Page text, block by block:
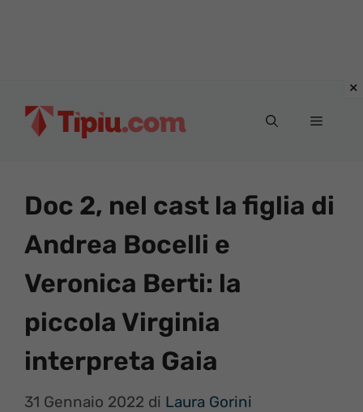
Menu
Doc 2, nel cast la figlia di
Andrea Bocelli e
Veronica Berti: la
piccola Virginia
interpreta Gaia
31 Gennaio 2022 di Laura Gorini